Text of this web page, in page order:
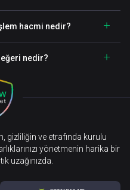
hacmi nedir?
nedir?
gizliliğin ve etrafında kurulu
yönetmenin harika bir
uzağınızda.